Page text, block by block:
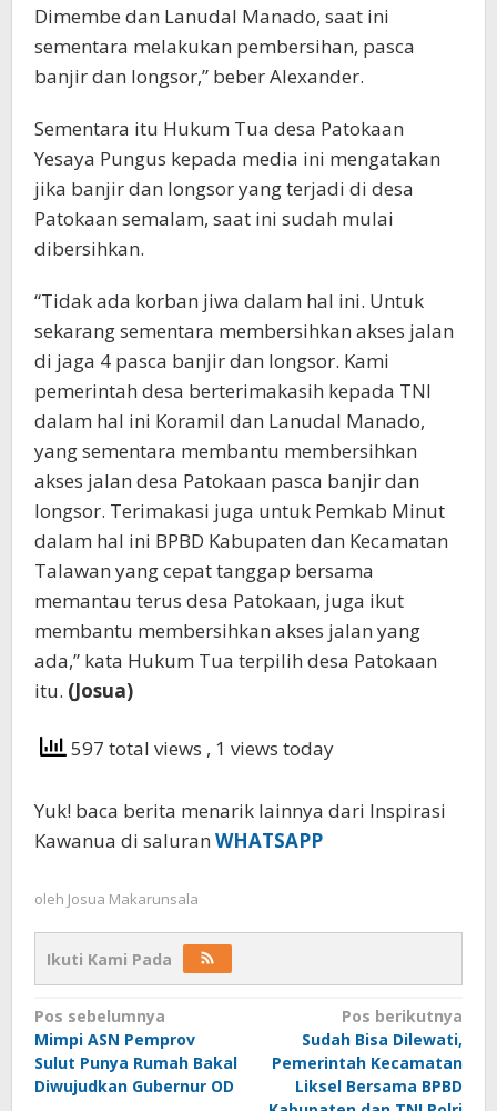
Dimembe dan Lanudal Manado, saat ini
sementara melakukan pembersihan, pasca
banjir dan longsor,” beber Alexander.
Sementara itu Hukum Tua desa Patokaan
Yesaya Pungus kepada media ini mengatakan
jika banjir dan longsor yang terjadi di desa
Patokaan semalam, saat ini sudah mulai
dibersihkan.
“Tidak ada korban jiwa dalam hal ini. Untuk
sekarang sementara membersihkan akses jalan
di jaga 4 pasca banjir dan longsor. Kami
pemerintah desa berterimakasih kepada TNI
dalam hal ini Koramil dan Lanudal Manado,
yang sementara membantu membersihkan
akses jalan desa Patokaan pasca banjir dan
longsor. Terimakasi juga untuk Pemkab Minut
dalam hal ini BPBD Kabupaten dan Kecamatan
Talawan yang cepat tanggap bersama
memantau terus desa Patokaan, juga ikut
membantu membersihkan akses jalan yang
ada,” kata Hukum Tua terpilih desa Patokaan
itu. (Josua)
597 total views , 1 views today
Yuk! baca berita menarik lainnya dari Inspirasi
Kawanua di saluran WHATSAPP
oleh Josua Makarunsala
Ikuti Kami Pada
Navigasi
pos
Pos sebelumnya
Mimpi ASN Pemprov
Sulut Punya Rumah Bakal
Diwujudkan Gubernur OD
Pos berikutnya
Sudah Bisa Dilewati,
Pemerintah Kecamatan
Liksel Bersama BPBD